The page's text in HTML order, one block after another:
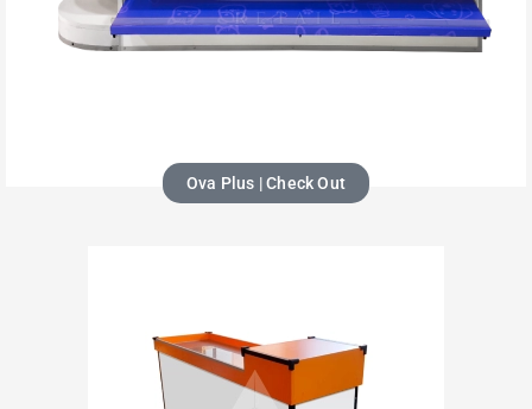
Ova Plus | Check Out